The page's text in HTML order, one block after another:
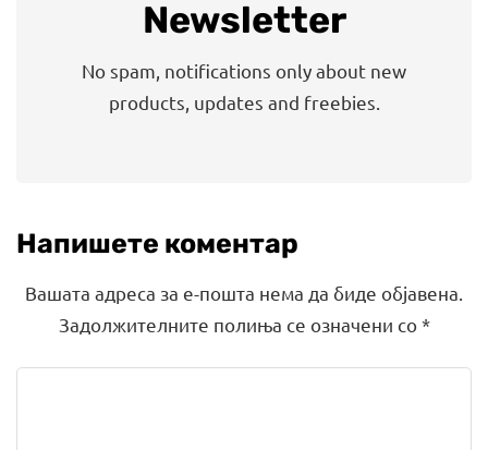
Newsletter
No spam, notifications only about new
products, updates and freebies.
Напишете коментар
Вашата адреса за е-пошта нема да биде објавена.
Задолжителните полиња се означени со*